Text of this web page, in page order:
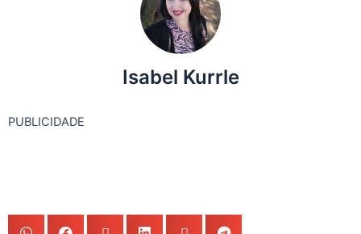
Isabel Kurrle
PUBLICIDADE